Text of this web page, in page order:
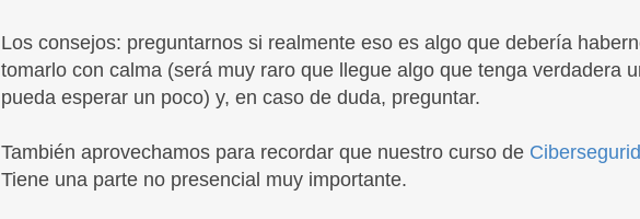
Los consejos: preguntarnos si realmente eso es algo que debería
tomarlo con calma (será muy raro que llegue algo que tenga verdadera
pueda esperar un poco) y, en caso de duda, preguntar.
También aprovechamos para recordar que nuestro curso de
Tiene una parte no presencial muy importante.